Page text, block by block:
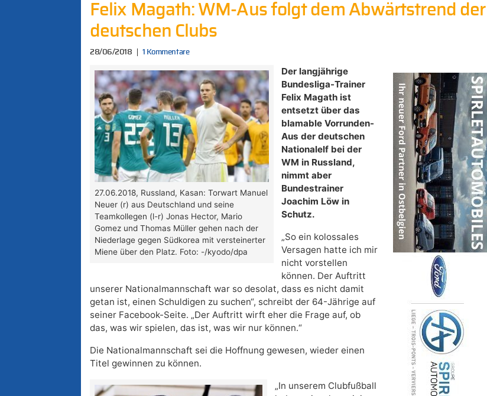
Felix Magath: WM-Aus folgt dem Abwärtstrend der
deutschen Clubs
28/06/2018 1 Kommentare
27.06.2018, Russland, Kasan: Torwart Manuel
Neuer (r) aus Deutschland und seine
Teamkollegen (l-r) Jonas Hector, Mario
Gomez und Thomas Müller gehen nach der
Niederlage gegen Südkorea mit versteinerter
Miene über den Platz. Foto: -/kyodo/dpa
Der langjährige
Bundesliga-Trainer
Felix Magath ist
entsetzt über das
blamable Vorrunden-
Aus der deutschen
Nationalelf bei der
WM in Russland,
nimmt aber
Bundestrainer
Joachim Löw in
Schutz.
„So ein kolossales
Versagen hatte ich mir
nicht vorstellen
können. Der Auftritt
unserer Nationalmannschaft war so desolat, dass es nicht damit
getan ist, einen Schuldigen zu suchen“, schreibt der 64-Jährige auf
seiner Facebook-Seite. „Der Auftritt wirft eher die Frage auf, ob
das, was wir spielen, das ist, was wir nur können.“
Die Nationalmannschaft sei die Hoffnung gewesen, wieder einen
Titel gewinnen zu können.
„In unserem Clubfußball